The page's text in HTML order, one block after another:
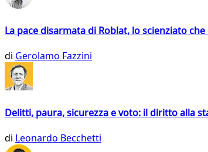
La pace disarmata di Roblat, lo scienziato
di Gerolamo Fazzini
Delitti, paura, sicurezza e voto: il diritto alla
di Leonardo Becchetti